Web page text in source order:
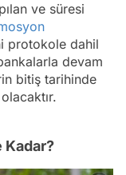
ve süresi
protokole dahil
devam
bitiş tarihinde
Kadar?